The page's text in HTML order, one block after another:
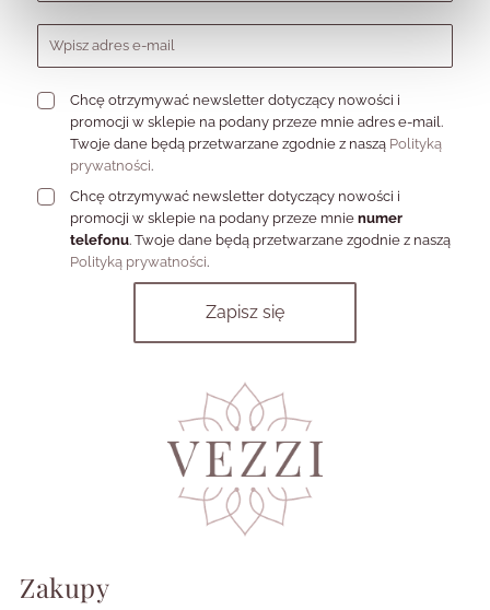
Chcę otrzymywać newsletter dotyczący nowości i
promocji w sklepie na podany przeze mnie adres e-mail.
Twoje dane będą przetwarzane zgodnie z naszą Polityką
prywatności.
Chcę otrzymywać newsletter dotyczący nowości i
promocji w sklepie na podany przeze mnie numer
telefonu. Twoje dane będą przetwarzane zgodnie z naszą
Polityką prywatności.
Zakupy